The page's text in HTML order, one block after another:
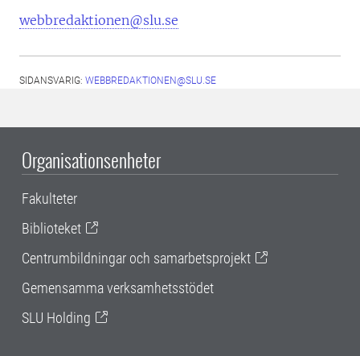
webbredaktionen@slu.se
SIDANSVARIG: WEBBREDAKTIONEN@SLU.SE
Organisationsenheter
Fakulteter
Biblioteket
Centrumbildningar och samarbetsprojekt
Gemensamma verksamhetsstödet
SLU Holding